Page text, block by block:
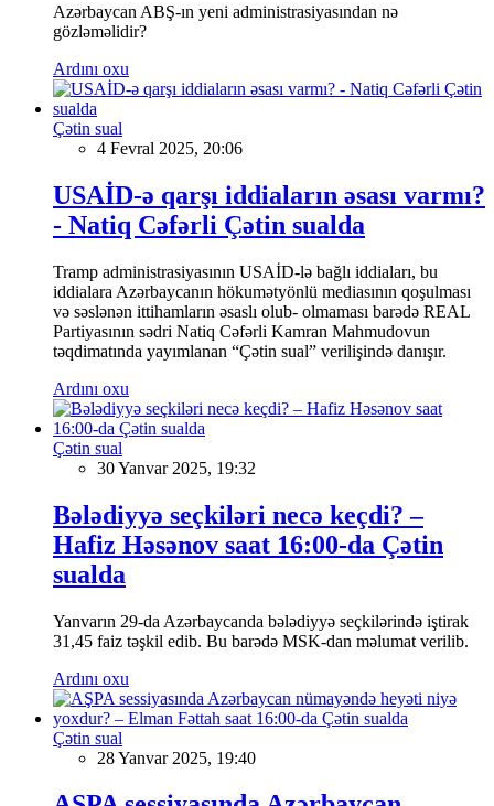
Azərbaycan ABŞ-ın yeni administrasiyasından nə
gözləməlidir?
Ardını oxu
Çətin sual
4 Fevral 2025, 20:06
USAİD-ə qarşı iddiaların əsası varmı?
- Natiq Cəfərli Çətin sualda
Tramp administrasiyasının USAİD-lə bağlı iddiaları, bu
iddialara Azərbaycanın hökumətyönlü mediasının qoşulması
və səslənən ittihamların əsaslı olub- olmaması barədə REAL
Partiyasının sədri Natiq Cəfərli Kamran Mahmudovun
təqdimatında yayımlanan “Çətin sual” verilişində danışır.
Ardını oxu
Çətin sual
30 Yanvar 2025, 19:32
Bələdiyyə seçkiləri necə keçdi? –
Hafiz Həsənov saat 16:00-da Çətin
sualda
Yanvarın 29-da Azərbaycanda bələdiyyə seçkilərində iştirak
31,45 faiz təşkil edib. Bu barədə MSK-dan məlumat verilib.
Ardını oxu
Çətin sual
28 Yanvar 2025, 19:40